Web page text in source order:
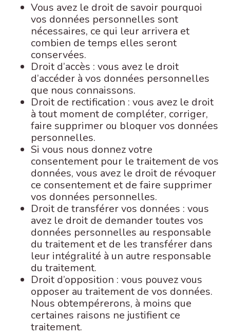
Vous avez le droit de savoir pourquoi
vos données personnelles sont
nécessaires, ce qui leur arrivera et
combien de temps elles seront
conservées.
Droit d’accès : vous avez le droit
d’accéder à vos données personnelles
que nous connaissons.
Droit de rectification : vous avez le droit
à tout moment de compléter, corriger,
faire supprimer ou bloquer vos données
personnelles.
Si vous nous donnez votre
consentement pour le traitement de vos
données, vous avez le droit de révoquer
ce consentement et de faire supprimer
vos données personnelles.
Droit de transférer vos données : vous
avez le droit de demander toutes vos
données personnelles au responsable
du traitement et de les transférer dans
leur intégralité à un autre responsable
du traitement.
Droit d’opposition : vous pouvez vous
opposer au traitement de vos données.
Nous obtempérerons, à moins que
certaines raisons ne justifient ce
traitement.